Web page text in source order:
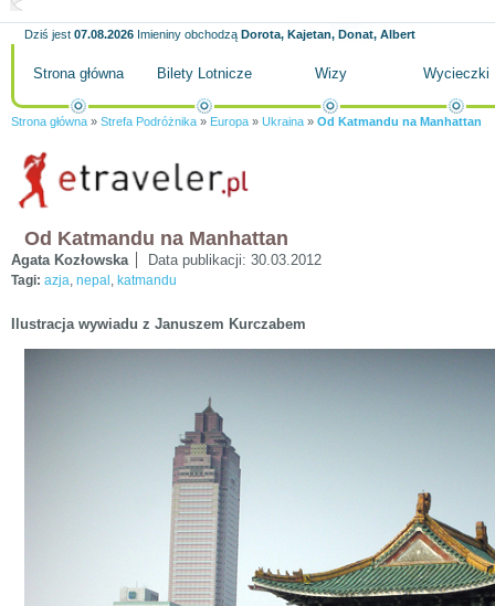
Dziś jest 07.08.2026 Imieniny obchodzą Dorota, Kajetan, Donat, Albert
Strona główna Bilety Lotnicze Wizy Wycieczki
Strona główna » Strefa Podróżnika » Europa » Ukraina » Od Katmandu na Manhattan
Od Katmandu na Manhattan
Agata Kozłowska Data publikacji: 30.03.2012
Tagi: azja, nepal , katmandu
Ilustracja wywiadu z Januszem Kurczabem